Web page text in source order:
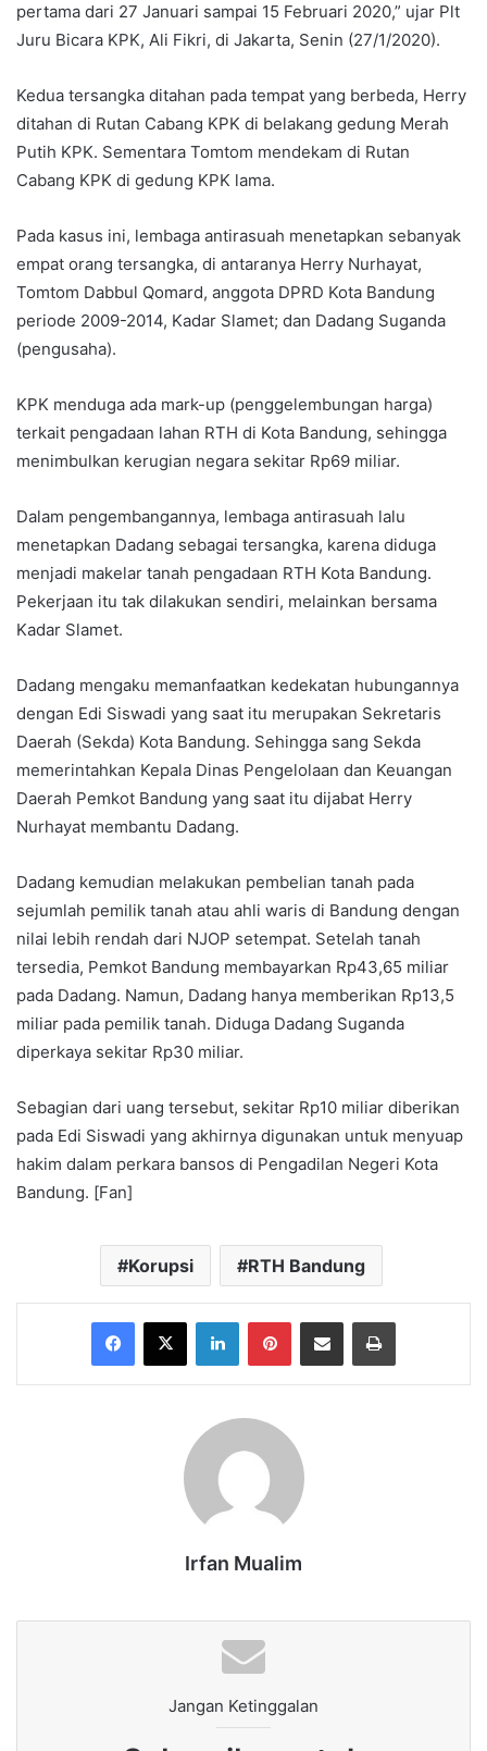
pertama dari 27 Januari sampai 15 Februari 2020,” ujar Plt
Juru Bicara KPK, Ali Fikri, di Jakarta, Senin (27/1/2020).
Kedua tersangka ditahan pada tempat yang berbeda, Herry
ditahan di Rutan Cabang KPK di belakang gedung Merah
Putih KPK. Sementara Tomtom mendekam di Rutan
Cabang KPK di gedung KPK lama.
Pada kasus ini, lembaga antirasuah menetapkan sebanyak
empat orang tersangka, di antaranya Herry Nurhayat,
Tomtom Dabbul Qomard, anggota DPRD Kota Bandung
periode 2009-2014, Kadar Slamet; dan Dadang Suganda
(pengusaha).
KPK menduga ada mark-up (penggelembungan harga)
terkait pengadaan lahan RTH di Kota Bandung, sehingga
menimbulkan kerugian negara sekitar Rp69 miliar.
Dalam pengembangannya, lembaga antirasuah lalu
menetapkan Dadang sebagai tersangka, karena diduga
menjadi makelar tanah pengadaan RTH Kota Bandung.
Pekerjaan itu tak dilakukan sendiri, melainkan bersama
Kadar Slamet.
Dadang mengaku memanfaatkan kedekatan hubungannya
dengan Edi Siswadi yang saat itu merupakan Sekretaris
Daerah (Sekda) Kota Bandung. Sehingga sang Sekda
memerintahkan Kepala Dinas Pengelolaan dan Keuangan
Daerah Pemkot Bandung yang saat itu dijabat Herry
Nurhayat membantu Dadang.
Dadang kemudian melakukan pembelian tanah pada
sejumlah pemilik tanah atau ahli waris di Bandung dengan
nilai lebih rendah dari NJOP setempat. Setelah tanah
tersedia, Pemkot Bandung membayarkan Rp43,65 miliar
pada Dadang. Namun, Dadang hanya memberikan Rp13,5
miliar pada pemilik tanah. Diduga Dadang Suganda
diperkaya sekitar Rp30 miliar.
Sebagian dari uang tersebut, sekitar Rp10 miliar diberikan
pada Edi Siswadi yang akhirnya digunakan untuk menyuap
hakim dalam perkara bansos di Pengadilan Negeri Kota
Bandung. [Fan]
Korupsi RTH Bandung
Facebook
X LinkedInPinterestShare via Email Print
Irfan Mualim
Jangan Ketinggalan